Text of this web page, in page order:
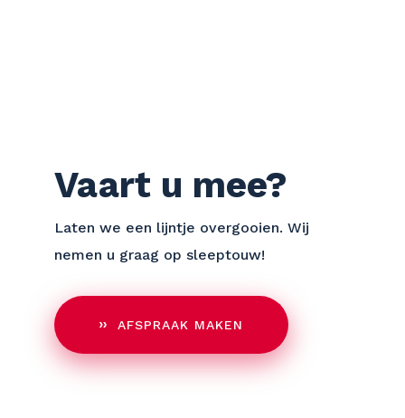
Vaart u mee?
Laten we een lijntje overgooien. Wij
nemen u graag op sleeptouw!
AFSPRAAK MAKEN